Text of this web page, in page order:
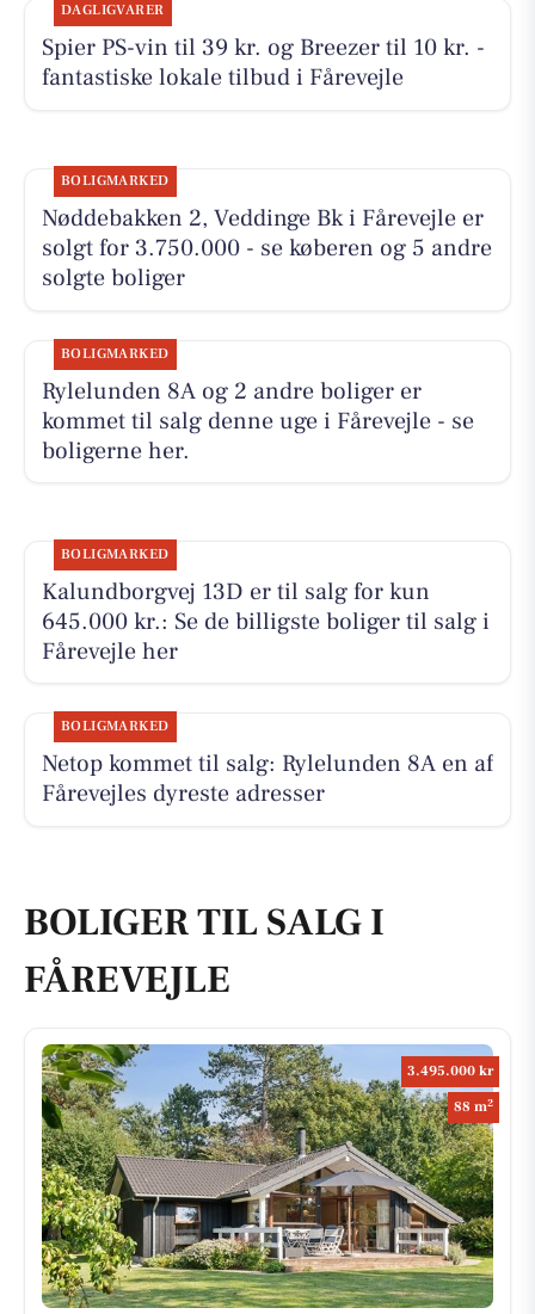
DAGLIGVARER
Spier PS-vin til 39 kr. og Breezer til 10 kr. -
fantastiske lokale tilbud i Fårevejle
BOLIGMARKED
Nøddebakken 2, Veddinge Bk i Fårevejle er
solgt for 3.750.000 - se køberen og 5 andre
solgte boliger
BOLIGMARKED
Rylelunden 8A og 2 andre boliger er
kommet til salg denne uge i Fårevejle - se
boligerne her.
BOLIGMARKED
Kalundborgvej 13D er til salg for kun
645.000 kr.: Se de billigste boliger til salg i
Fårevejle her
BOLIGMARKED
Netop kommet til salg: Rylelunden 8A en af
Fårevejles dyreste adresser
BOLIGER TIL SALG I
FÅREVEJLE
3.495.000 kr
88 m2